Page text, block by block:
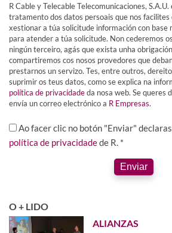
R Cable y Telecable Telecomunicaciones,
tratamento dos datos persoais que nos
xestionar a túa solicitude información con base
para atender a túa solicitude. Non cederemos
ningún terceiro, agás que exista unha
compartiremos cos nosos provedores que
prestarnos un servizo. Tes, entre outros,
suprimir os teus datos, como se explica na
política de privacidadeda nosa web. Se queres
envía un correo electrónico a R Empresas.
Ao facer clic no botón "Enviar"
política de privacidadede R. *
Enviar
O + LIDO
ALIANZAS